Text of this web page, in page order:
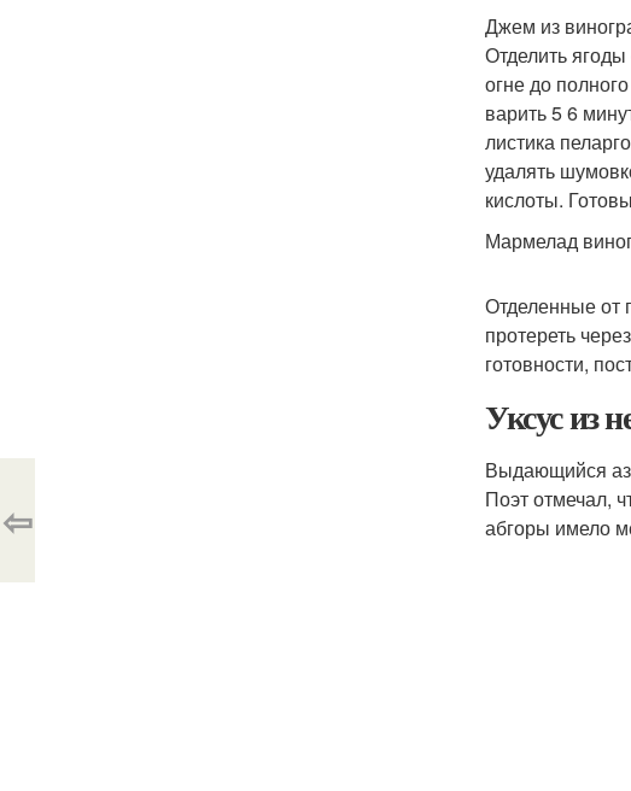
Джем из
Отделить
огне до
варить 5 6
листика
удалять
кислоты.
Мармелад
Отделенные от
протереть
готовности,
Уксус из
Выдающийся
Поэт отмечал,
абгоры имело
⇦